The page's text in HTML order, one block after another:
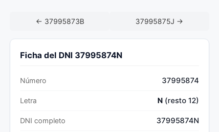
← 37995873B 37995875J →
Ficha del DNI 37995874N
Número 37995874
Letra N (resto 12)
DNI completo 37995874N